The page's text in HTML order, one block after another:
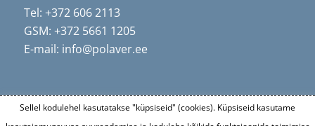
Tel: +372 606 2113
GSM: +372 5661 1205
E-mail: info@polaver.ee
Sellel kodulehel kasutatakse "küpsiseid" (cookies). Küpsiseid kasutame